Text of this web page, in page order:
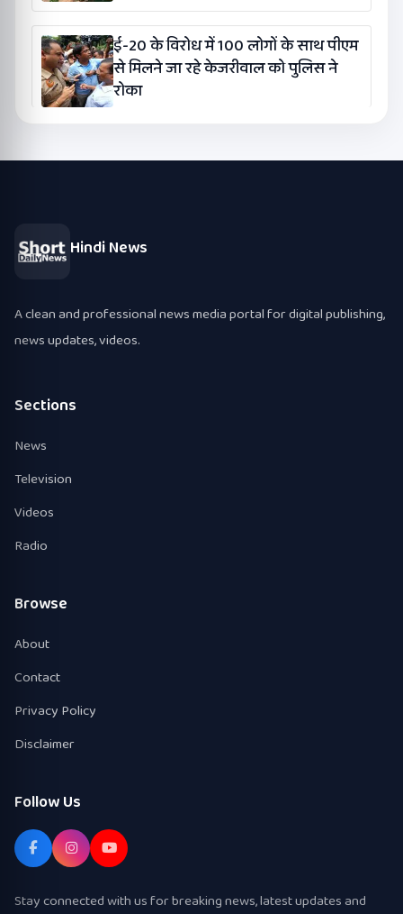
ई-20 के विरोध में 100 लोगों के साथ पीएम
से मिलने जा रहे केजरीवाल को पुलिस ने
रोका
Hindi News
A clean and professional news media portal for digital publishing,
news updates, videos.
Sections
News
Television
Videos
Radio
Browse
About
Contact
Privacy Policy
Disclaimer
Follow Us
Stay connected with us for breaking news, latest updates and